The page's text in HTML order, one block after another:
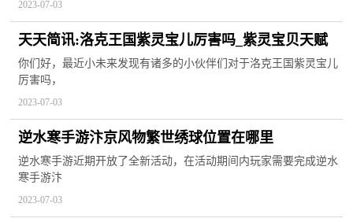
2023-07-03
天天简讯:洛克王国紫灵宝儿厉害吗_紫灵宝贝天赋
你们好，最近小未来发现有诸多的小伙伴们对于洛克王国紫灵宝儿
厉害吗，
2023-07-03
逆水寒手游汴京风物繁世绣球位置在哪里
逆水寒手游近期开放了全新活动，在活动期间内玩家需要完成逆水
寒手游汴
2023-07-03